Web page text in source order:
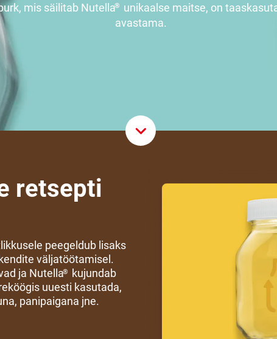
mis säilitab Nutella®
unikaalse maitse, on
avastama.
Scroll
retsepti
peegeldub lisaks
väljatöötamisel.
ja Nutella®
kujundab
uuesti kasutada,
panipaigana jne.